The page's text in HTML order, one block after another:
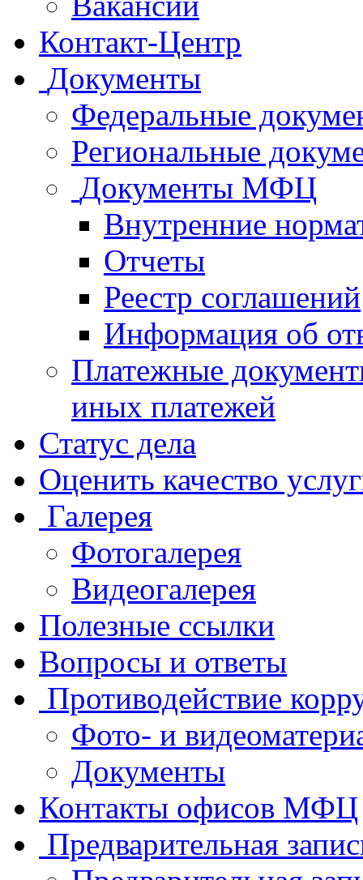
Контакт-Центр
Документы
Федеральные
Региональные
Документы МФЦ
Внутренние
Отчеты
Реестр соглашений
Информация об
Платежные
иных платежей
Статус дела
Оценить качество
Галерея
Фотогалерея
Видеогалерея
Полезные ссылки
Вопросы и ответы
Противодействие
Фото- и
Документы
Контакты офисов МФЦ
Предварительная